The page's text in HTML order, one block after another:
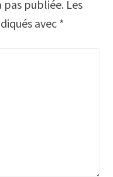
pas publiée. Les
avec*